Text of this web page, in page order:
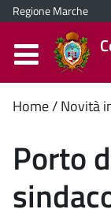
Regione Marche
Home Novità
Porto